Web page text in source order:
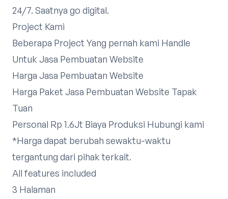
24/7. Saatnya go digital.
Project Kami
Beberapa Project Yang pernah kami Handle
Untuk Jasa Pembuatan Website
Harga Jasa Pembuatan Website
Harga Paket Jasa Pembuatan Website Tapak
Tuan
Personal Rp 1.6Jt Biaya Produksi Hubungi kami
*Harga dapat berubah sewaktu-waktu
tergantung dari pihak terkait.
All features included
3 Halaman